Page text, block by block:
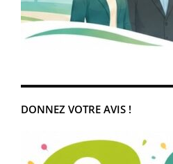
DONNEZ VOTRE AVIS !